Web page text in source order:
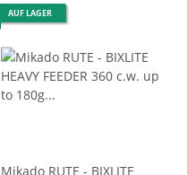
AUF LAGER
Mikado RUTE - BIXLITE